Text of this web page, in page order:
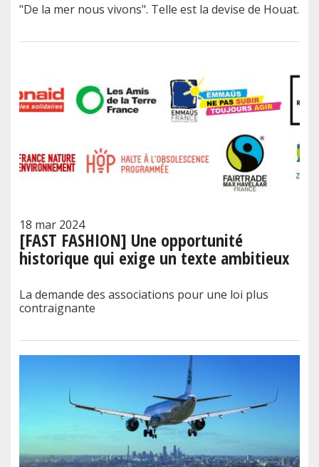
"De la mer nous vivons". Telle est la devise de Houat.
18 mar 2024
[FAST FASHION] Une opportunité
historique qui exige un texte ambitieux
La demande des associations pour une loi plus
contraignante